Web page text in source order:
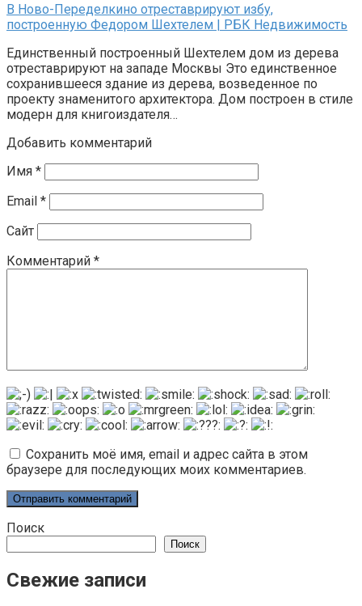
В Ново-Переделкино отреставрируют избу,
построенную Федором Шехтелем | РБК Недвижимость
Единственный построенный Шехтелем дом из дерева
отреставрируют на западе Москвы Это единственное
сохранившееся здание из дерева, возведенное по
проекту знаменитого архитектора. Дом построен в стиле
модерн для книгоиздателя…
Добавить комментарий
Имя *
Email *
Сайт
Комментарий *
Сохранить моё имя, email и адрес сайта в этом
браузере для последующих моих комментариев.
Поиск
Поиск
Свежие записи